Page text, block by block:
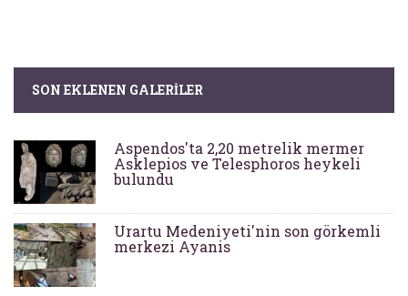
SON EKLENEN GALERILER
Aspendos'ta 2,20 metrelik mermer
Asklepios ve Telesphoros heykeli
bulundu
Urartu Medeniyeti'nin son görkemli
merkezi Ayanis